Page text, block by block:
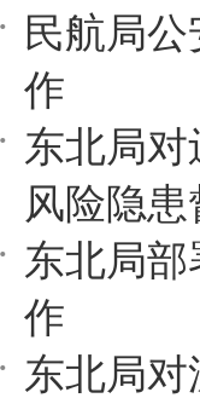
民航局
作
东北局
风险隐
东北局
作
东北局